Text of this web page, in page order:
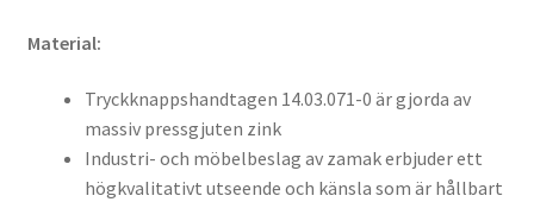
Material:
Tryckknappshandtagen 14.03.071-0 är gjorda av
massiv pressgjuten zink
Industri- och möbelbeslag av zamak erbjuder ett
högkvalitativt utseende och känsla som är hållbart